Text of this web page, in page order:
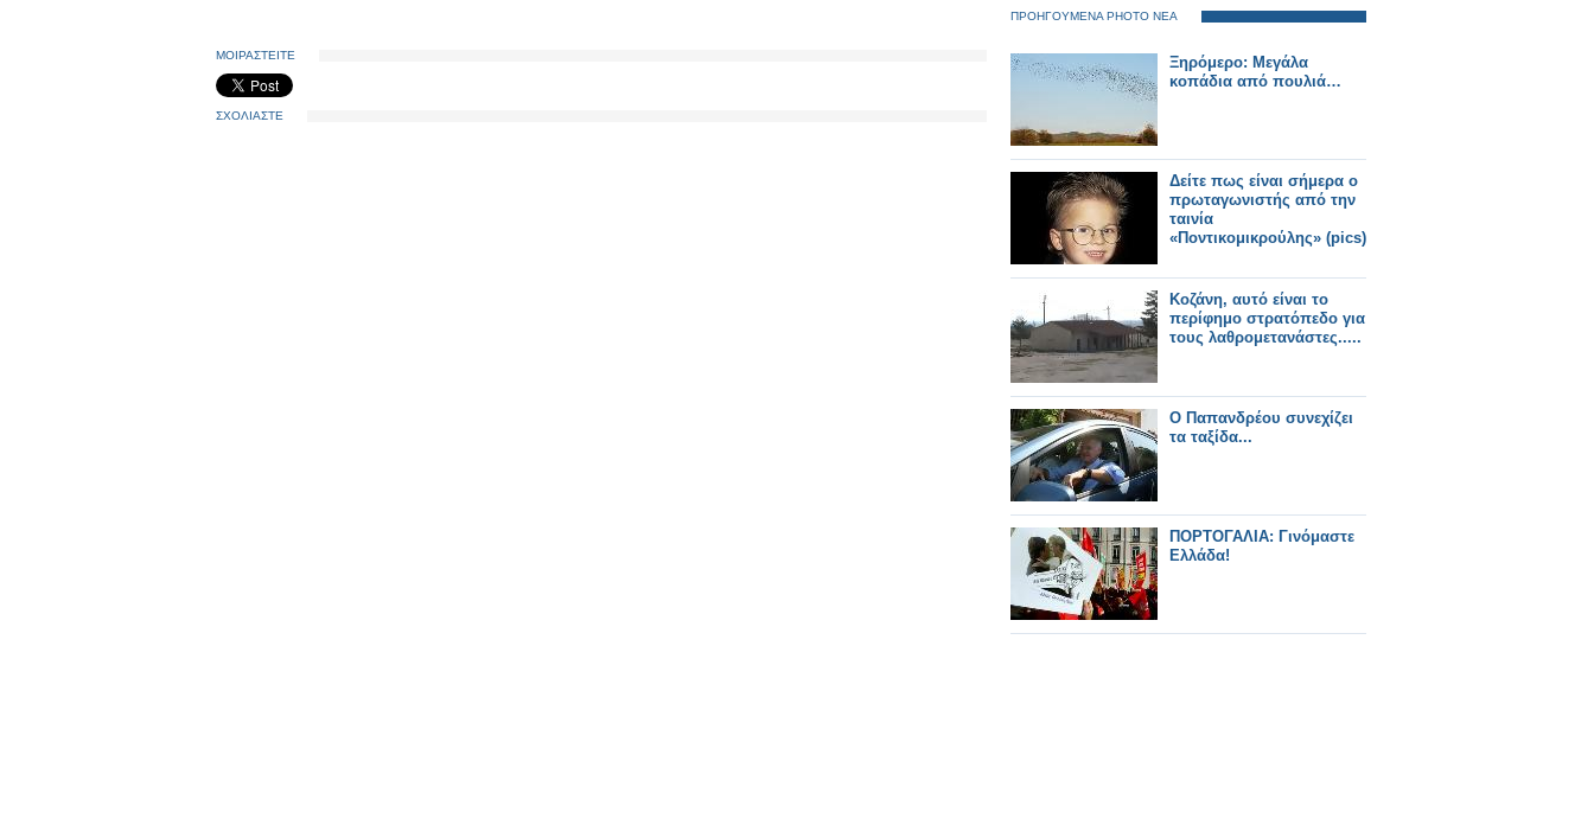
ΜΟΙΡΑΣΤΕΙΤΕ
ΣΧΟΛΙΑΣΤΕ
ΠΡΟΗΓΟΥΜΕΝΑ PHOTO ΝΕΑ
Ξηρόμερο: Μεγάλα
κοπάδια από πουλιά…
Δείτε πως είναι σήμερα ο
πρωταγωνιστής από την
ταινία
«Ποντικομικρούλης» (pics)
Κοζάνη, αυτό είναι το
περίφημο στρατόπεδο για
τους λαθρομετανάστες.....
Ο Παπανδρέου συνεχίζει
τα ταξίδα...
ΠΟΡΤΟΓΑΛΙΑ: Γινόμαστε
Ελλάδα!